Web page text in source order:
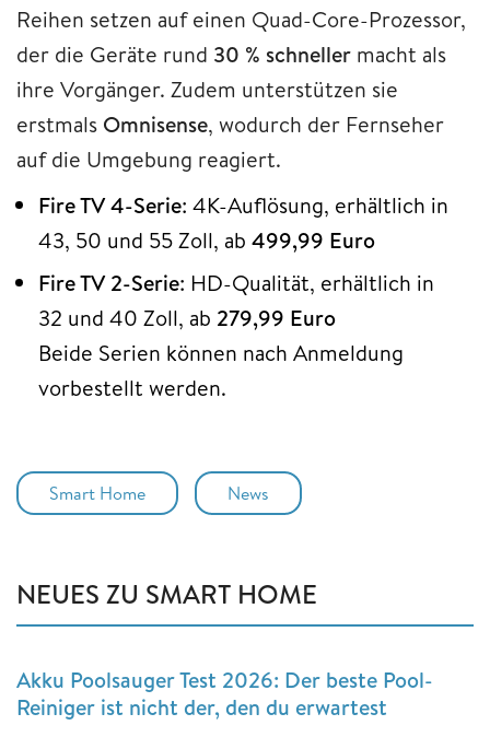
Reihen setzen auf einen Quad-Core-Prozessor,
der die Geräte rund 30 % schneller macht als
ihre Vorgänger. Zudem unterstützen sie
erstmals Omnisense, wodurch der Fernseher
auf die Umgebung reagiert.
Fire TV 4-Serie: 4K-Auflösung, erhältlich in
43, 50 und 55 Zoll, ab 499,99 Euro
Fire TV 2-Serie: HD-Qualität, erhältlich in
32 und 40 Zoll, ab 279,99 Euro
Beide Serien können nach Anmeldung
vorbestellt werden.
Smart Home News
NEUES ZU SMART HOME
Akku Poolsauger Test 2026: Der beste Pool-
Reiniger ist nicht der, den du erwartest